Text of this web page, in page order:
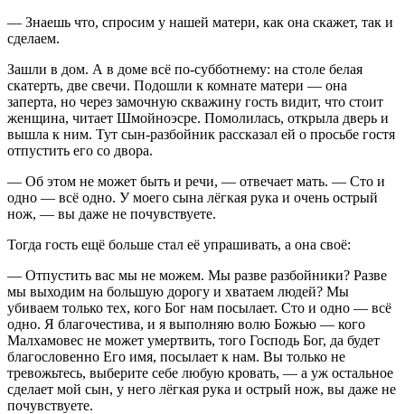
— Знаешь что, спросим у нашей матери, как она скажет, так и
сделаем.
Зашли в дом. А в доме всё по-субботнему: на столе белая
скатерть, две свечи. Подошли к комнате матери — она
заперта, но через замочную скважину гость видит, что стоит
женщина, читает Шмойноэсре. Помолилась, открыла дверь и
вышла к ним. Тут сын-разбойник рассказал ей о просьбе гостя
отпустить его со двора.
— Об этом не может быть и речи, — отвечает мать. — Сто и
одно — всё одно. У моего сына лёгкая рука и очень острый
нож, — вы даже не почувствуете.
Тогда гость ещё больше стал её упрашивать, а она своё:
— Отпустить вас мы не можем. Мы разве разбойники? Разве
мы выходим на большую дорогу и хватаем людей? Мы
убиваем только тех, кого Бог нам посылает. Сто и одно — всё
одно. Я благочестива, и я выполняю волю Божью — кого
Малхамовес не может умертвить, того Господь Бог, да будет
благословенно Его имя, посылает к нам. Вы только не
тревожьтесь, выберите себе любую кровать, — а уж остальное
сделает мой сын, у него лёгкая рука и острый нож, вы даже не
почувствуете.